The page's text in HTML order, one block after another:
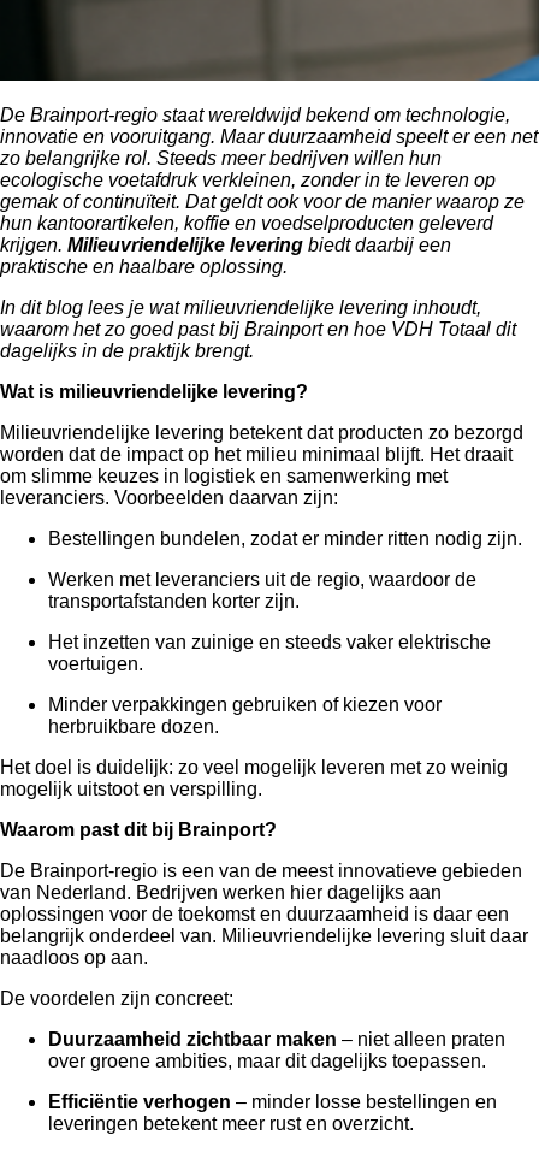
De Brainport-regio staat wereldwijd bekend om technologie,
innovatie en vooruitgang. Maar duurzaamheid speelt er een net
zo belangrijke rol. Steeds meer bedrijven willen hun
ecologische voetafdruk verkleinen, zonder in te leveren op
gemak of continuïteit. Dat geldt ook voor de manier waarop ze
hun kantoorartikelen, koffie en voedselproducten geleverd
krijgen. Milieuvriendelijke levering biedt daarbij een
praktische en haalbare oplossing.
In dit blog lees je wat milieuvriendelijke levering inhoudt,
waarom het zo goed past bij Brainport en hoe VDH Totaal dit
dagelijks in de praktijk brengt.
Wat is milieuvriendelijke levering?
Milieuvriendelijke levering betekent dat producten zo bezorgd
worden dat de impact op het milieu minimaal blijft. Het draait
om slimme keuzes in logistiek en samenwerking met
leveranciers. Voorbeelden daarvan zijn:
Bestellingen bundelen, zodat er minder ritten nodig zijn.
Werken met leveranciers uit de regio, waardoor de
transportafstanden korter zijn.
Het inzetten van zuinige en steeds vaker elektrische
voertuigen.
Minder verpakkingen gebruiken of kiezen voor
herbruikbare dozen.
Het doel is duidelijk: zo veel mogelijk leveren met zo weinig
mogelijk uitstoot en verspilling.
Waarom past dit bij Brainport?
De Brainport-regio is een van de meest innovatieve gebieden
van Nederland. Bedrijven werken hier dagelijks aan
oplossingen voor de toekomst en duurzaamheid is daar een
belangrijk onderdeel van. Milieuvriendelijke levering sluit daar
naadloos op aan.
De voordelen zijn concreet:
Duurzaamheid zichtbaar maken – niet alleen praten
over groene ambities, maar dit dagelijks toepassen.
Efficiëntie verhogen – minder losse bestellingen en
leveringen betekent meer rust en overzicht.